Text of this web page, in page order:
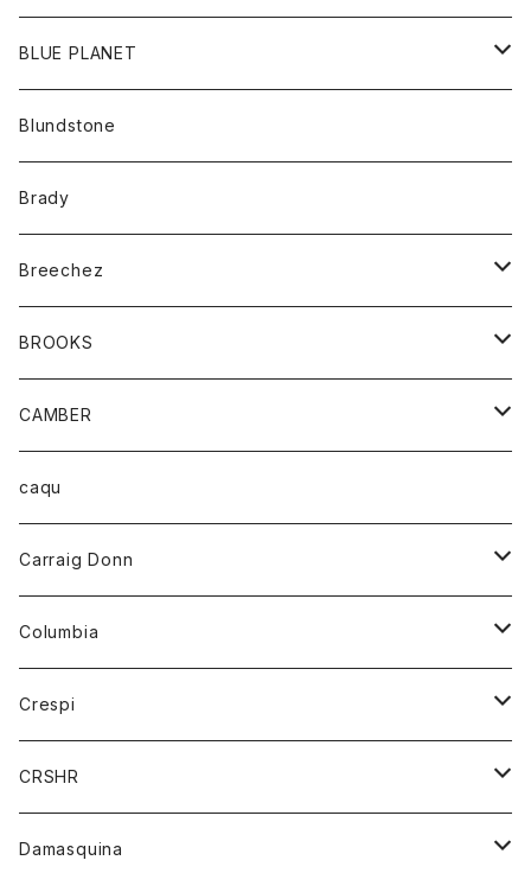
パンツ
アウター
カーディガン
コート
アクセサリー
バッグ
ベルト
キッズ
Tシャツ
グッズ
アンダーウェアー
カードホルダー
チーフ
バンダナ
トップス
カーディガン
トレーナー
ボトム
オーバーオール
ショートパンツ
レディース
オーバーオール
カーディガン
BLUE PLANET
サングラス
Blundstone
Brady
Breechez
シャツ
BROOKS
グッズ
靴
CAMBER
トップス
ハーフスリーブTシャツ
caqu
Carraig Donn
ニット
Columbia
アウター
ジャケット
Crespi
ジャケット
ワンピース
CRSHR
キャップ
Damasquina